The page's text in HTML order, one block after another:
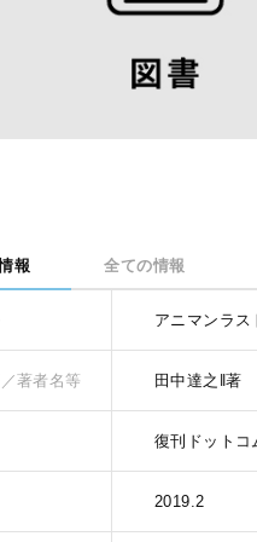
報 全ての情報
アニマンラス
著者名等 田中達之‖著
復刊ドットコ
2019.2